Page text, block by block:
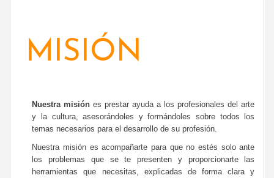
MISIÓN
Nuestra misión es prestar ayuda a los profesionales del arte
y la cultura, asesorándoles y formándoles sobre todos los
temas necesarios para el desarrollo de su profesión.
Nuestra misión es acompañarte para que no estés solo ante
los problemas que se te presenten y proporcionarte las
herramientas que necesitas, explicadas de forma clara y